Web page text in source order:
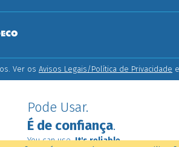
Ver os Avisos Legais/Política de Privacidade e
Pode Usar.
É de confiança.
You can use.It's reliable.